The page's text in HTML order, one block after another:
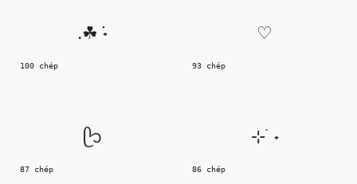
100 chép
.☘︎ ݁˖
93 chép
♡
87 chép
ᥫ᭡
86 chép
⊹ ࣪ ˖